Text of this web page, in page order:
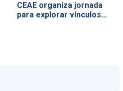
CEAE organiza jornada
para explorar vínculos…